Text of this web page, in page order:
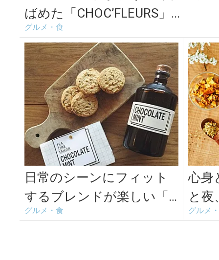
ばめた「CHOC’FLEURS」...
グルメ・食
日常のシーンにフィット
するブレンドが楽しい「T
EA TIME TAILOR」のオ...
グルメ・食
心身
と
に寄
グルメ